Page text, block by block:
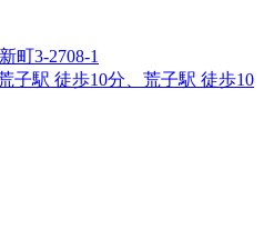
町3-2708-1
子駅 徒歩10分、荒子駅 徒歩10